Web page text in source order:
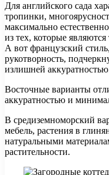
Для английского сада
тропинки,
максимально
из тех, которые
А вот французский
рукотворность,
излишней
Восточные варианты
аккуратностью и
В средиземноморский
мебель, растения в
натуральными
растительности.